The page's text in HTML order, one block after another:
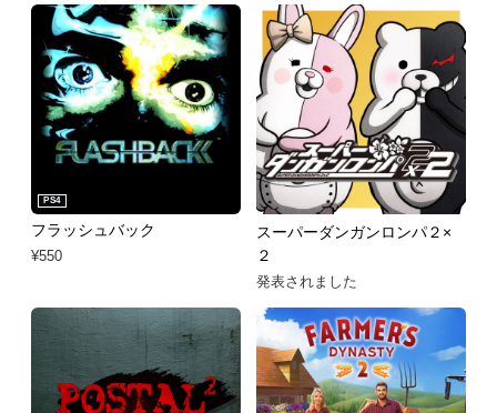
フラッシュバック
PS4
¥550
スーパーダンガンロンパ２×
２
発表されました